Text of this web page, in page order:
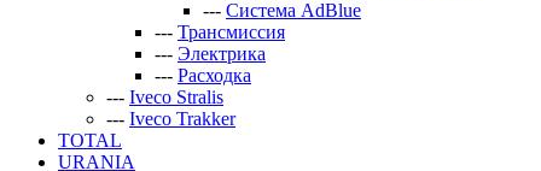
--- Система AdBlue
--- Трансмиссия
--- Электрика
--- Расходка
--- Iveco Stralis
--- Iveco Trakker
TOTAL
URANIA